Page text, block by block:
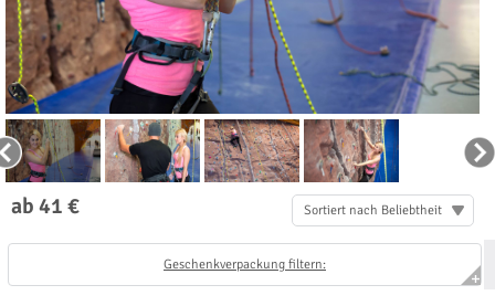
ab 41 € Sortiert nach Beliebtheit
Geschenkverpackung filtern: